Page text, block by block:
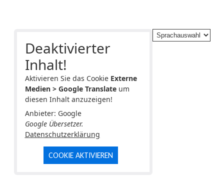
Deaktivierter
Inhalt!
Aktivieren Sie das Cookie Externe
Medien > Google Translateum
diesen Inhalt anzuzeigen!
Anbieter: Google
Google Übersetzer.
Datenschutzerklärung
COOKIE AKTIVIEREN